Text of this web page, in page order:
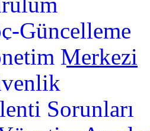
Güncelleme
Merkezi
Sorunları